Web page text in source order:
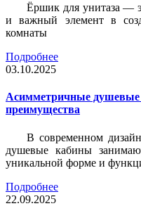
Ёршик для унитаза —
и важный элемент в
комнаты
Подробнее
03.10.2025
Асимметричные душевые
преимущества
В современном
душевые кабины
уникальной форме и
Подробнее
22.09.2025